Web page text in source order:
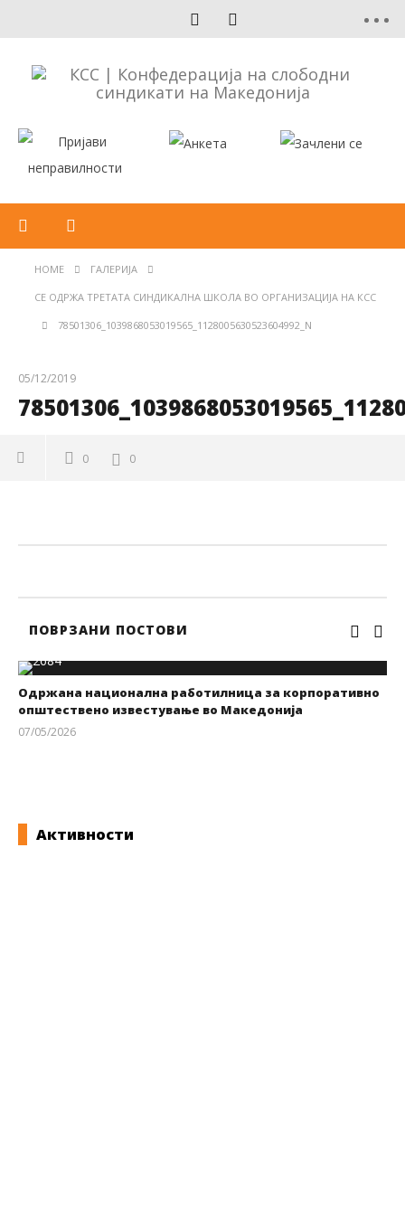
HOME ГАЛЕРИЈА
СЕ ОДРЖА ТРЕТАТА СИНДИКАЛНА ШКОЛА ВО ОРГАНИЗАЦИЈА НА КСС
78501306_1039868053019565_1128005630523604992_N
05/12/2019
0 0
ПОВРЗАНИ ПОСТОВИ
Одржана национална работилница за корпоративно
општествено известување во Македонија
07/05/2026
Активности